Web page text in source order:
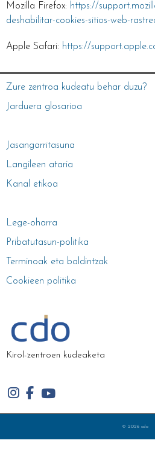
Mozilla Firefox: https://
deshabilitar-cookies-sitios-web-
Apple Safari: https://
Zure zentroa kudeatu behar duzu?
Jarduera glosarioa
Jasangarritasuna
Langileen ataria
Kanal etikoa
Lege-oharra
Pribatutasun-politika
Terminoak eta baldintzak
Cookieen politika
Kirol-zentroen kudeaketa
© 2026 cdo